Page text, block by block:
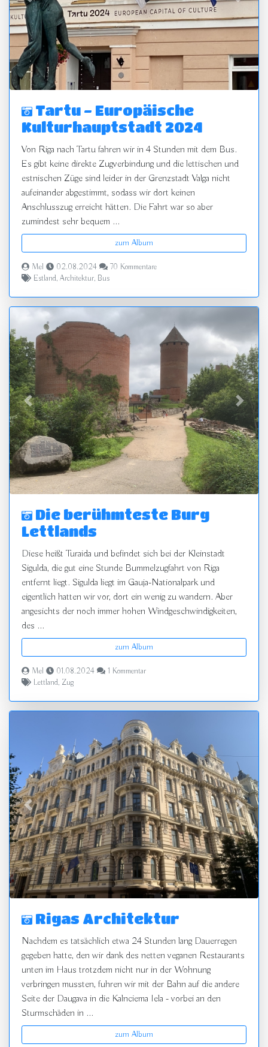
zurück vor
Tartu - Europäische
Kulturhauptstadt 2024
Von Riga nach Tartu fahren wir in 4 Stunden mit dem Bus.
Es gibt keine direkte Zugverbindung und die lettischen und
estnischen Züge sind leider in der Grenzstadt Valga nicht
aufeinander abgestimmt, sodass wir dort keinen
Anschlusszug erreicht hätten. Die Fahrt war so aber
zumindest sehr bequem ...
zum Album
Mel 02.08.2024
70 Kommentare
Estland, Architektur, Bus
zurück vor
Die berühmteste Burg
Lettlands
Diese heißt Turaida und befindet sich bei der Kleinstadt
Sigulda, die gut eine Stunde Bummelzugfahrt von Riga
entfernt liegt. Sigulda liegt im Gauja-Nationalpark und
eigentlich hatten wir vor, dort ein wenig zu wandern. Aber
angesichts der noch immer hohen Windgeschwindigkeiten,
des ...
zum Album
Mel 01.08.2024
1 Kommentar
Lettland, Zug
zurück vor
Rigas Architektur
Nachdem es tatsächlich etwa 24 Stunden lang Dauerregen
gegeben hatte, den wir dank des netten veganen Restaurants
unten im Haus trotzdem nicht nur in der Wohnung
verbringen mussten, fuhren wir mit der Bahn auf die andere
Seite der Daugava in die Kalnciema Iela - vorbei an den
Sturmschäden in ...
zum Album